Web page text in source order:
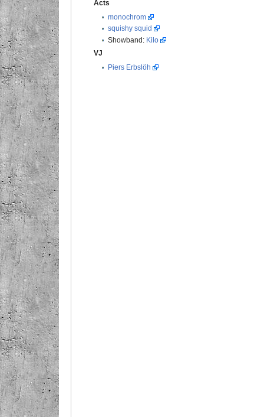
Acts
monochrom
squishy squid
Showband: Kilo
VJ
Piers Erbslöh